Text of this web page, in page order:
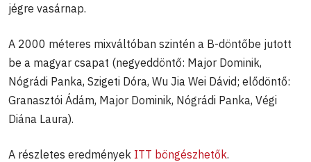
jégre vasárnap.
A 2000 méteres mixváltóban szintén a B-döntőbe jutott
be a magyar csapat (negyeddöntő: Major Dominik,
Nógrádi Panka, Szigeti Dóra, Wu Jia Wei Dávid; elődöntő:
Granasztói Ádám, Major Dominik, Nógrádi Panka, Végi
Diána Laura).
A részletes eredmények ITT böngészhetők.